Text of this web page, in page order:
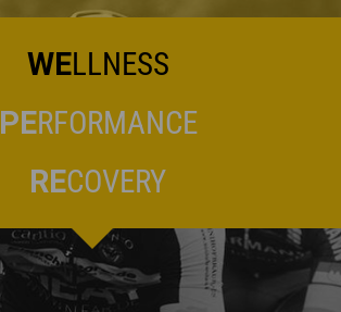
WELLNESS
PERFORMANCE
RECOVERY